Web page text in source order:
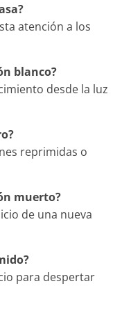
atención a los
blanco?
desde la luz
reprimidas o
muerto?
de una nueva
para despertar